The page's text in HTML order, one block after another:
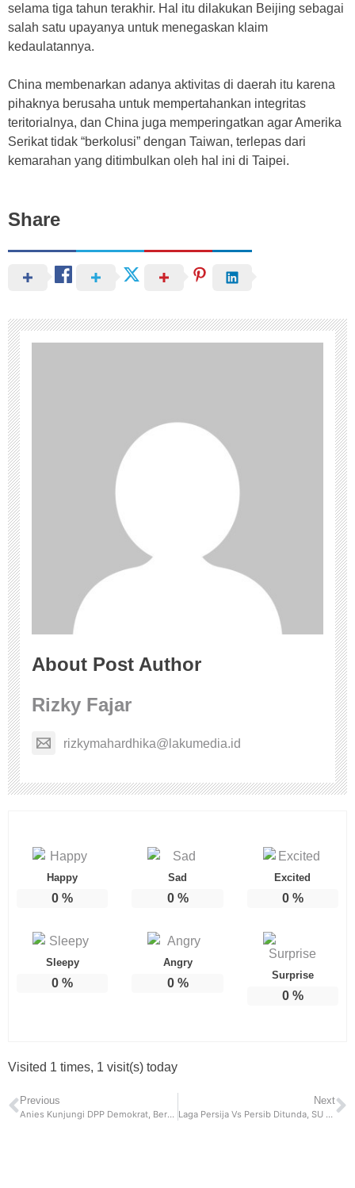
selama tiga tahun terakhir. Hal itu dilakukan Beijing sebagai
salah satu upayanya untuk menegaskan klaim
kedaulatannya.
China membenarkan adanya aktivitas di daerah itu karena
pihaknya berusaha untuk mempertahankan integritas
teritorialnya, dan China juga memperingatkan agar Amerika
Serikat tidak “berkolusi” dengan Taiwan, terlepas dari
kemarahan yang ditimbulkan oleh hal ini di Taipei.
Share
About Post Author
Rizky Fajar
rizkymahardhika@lakumedia.id
Happy
0 %
Sad
0%
Excited
0%
Sleepy
0 %
Angry
0%
Surprise
0%
Visited 1 times, 1 visit(s) today
Previous
Anies Kunjungi DPP Demokrat, Bersama AHY Bahas Gagasan Perubahan
Next
Laga Persija Vs Persib Ditunda, SU GBK Untuk Konser Blackpink di Bekasi Tidak Aman